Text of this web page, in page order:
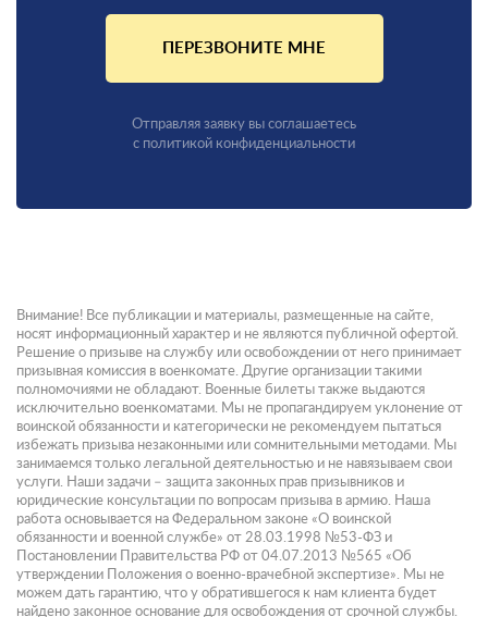
ПЕРЕЗВОНИТЕ МНЕ
Отправляя заявку вы соглашаетесь
с политикой конфиденциальности
Внимание! Все публикации и материалы, размещенные на сайте,
носят информационный характер и не являются публичной офертой.
Решение о призыве на службу или освобождении от него принимает
призывная комиссия в военкомате. Другие организации такими
полномочиями не обладают. Военные билеты также выдаются
исключительно военкоматами. Мы не пропагандируем уклонение от
воинской обязанности и категорически не рекомендуем пытаться
избежать призыва незаконными или сомнительными методами. Мы
занимаемся только легальной деятельностью и не навязываем свои
услуги. Наши задачи – защита законных прав призывников и
юридические консультации по вопросам призыва в армию. Наша
работа основывается на Федеральном законе «О воинской
обязанности и военной службе» от 28.03.1998 №53-ФЗ и
Постановлении Правительства РФ от 04.07.2013 №565 «Об
утверждении Положения о военно-врачебной экспертизе». Мы не
можем дать гарантию, что у обратившегося к нам клиента будет
найдено законное основание для освобождения от срочной службы.